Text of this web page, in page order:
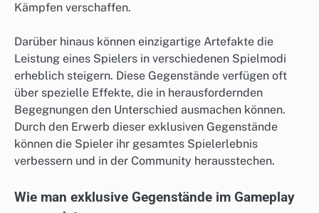
Kämpfen verschaffen.
Darüber hinaus können einzigartige Artefakte die
Leistung eines Spielers in verschiedenen Spielmodi
erheblich steigern. Diese Gegenstände verfügen oft
über spezielle Effekte, die in herausfordernden
Begegnungen den Unterschied ausmachen können.
Durch den Erwerb dieser exklusiven Gegenstände
können die Spieler ihr gesamtes Spielerlebnis
verbessern und in der Community herausstechen.
Wie man exklusive Gegenstände im Gameplay